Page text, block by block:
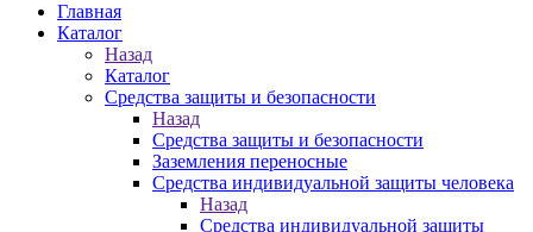
Главная
Каталог
Назад
Каталог
Средства защиты и безопасности
Назад
Средства защиты и безопасности
Заземления переносные
Средства индивидуальной защиты человека
Назад
Средства индивидуальной защиты